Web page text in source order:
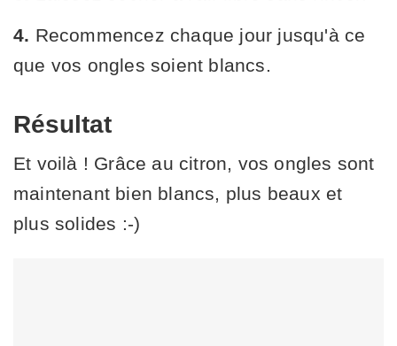
4. Recommencez chaque jour jusqu'à ce
que vos ongles soient blancs.
Résultat
Et voilà ! Grâce au citron, vos ongles sont
maintenant bien blancs, plus beaux et
plus solides :-)